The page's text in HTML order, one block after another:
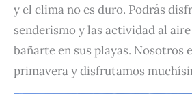
y el clima no es duro. Podrás
senderismo y las actividad al
bañarte en sus playas. Nosotros
primavera y disfrutamos